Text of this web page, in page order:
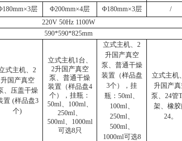
180mm×3层 Φ200mm×4层 Φ180mm×3层
/
220V 50Hz 1100W
590*590*825mm
式主机、 2
升国产真空
、压盖干燥
置 (样品盘3
个)
立式主机1台、
2升国产真空
泵、普通干燥
装置（样品盘4
个），挂瓶：
50ml、100ml、
250ml、
500ml、1000ml
可选8只
立式主机、 2
升国产真空
泵、普通干燥
装置（样品盘
3个），挂
瓶：50ml、
100ml、
250ml、
500ml、
1000ml可选8
立式主机、
升国产真
泵、24管
架、橡胶
24。